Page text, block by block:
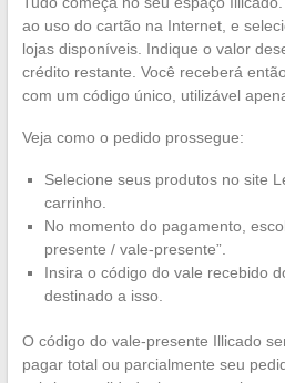
ao uso do cartão na Internet, e
lojas disponíveis. Indique o valor
crédito restante. Você receberá
com um código único, utilizável
Veja como o pedido prossegue:
Selecione seus produtos no site
carrinho.
No momento do pagamento,
presente / vale-presente”.
Insira o código do vale recebido
destinado a isso.
O código do vale-presente Illicado
pagar total ou parcialmente seu